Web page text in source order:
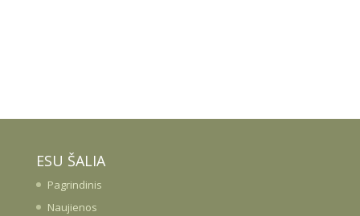
ESU ŠALIA
Pagrindinis
Naujienos